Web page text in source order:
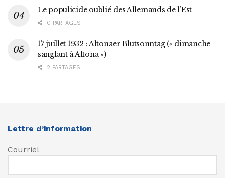
Le populicide oublié des Allemands de l’Est
0 PARTAGES
17 juillet 1932 : Altonaer Blutsonntag (« dimanche
sanglant à Altona »)
2 PARTAGES
Lettre d’information
Courriel